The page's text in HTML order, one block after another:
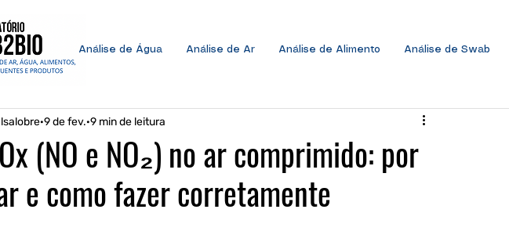
Análise de Água Análise de Ar Análise de Alimento Análise de Swab
(NO e NO₂) no ar comprimido: por
e como fazer corretamente
9 de fev. 9 min de leitura